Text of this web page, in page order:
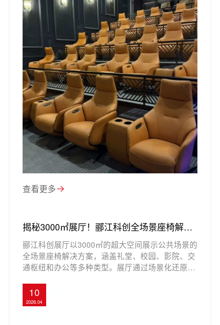
查看更多
揭秘3000㎡展厅！郦江科创全场景座椅解决
方案邀您品鉴
郦江科创展厅以3000㎡的超大空间展示公共场景的
全场景座椅解决方案，涵盖礼堂、校园、影院、交
通枢纽和办公等多种类型。展厅通过场景化还原，
同公共空间的功能需求与美学期待。郦江科创凭借
28年的行业经验，提供专业、优质的服务，致力于
10
2026.04